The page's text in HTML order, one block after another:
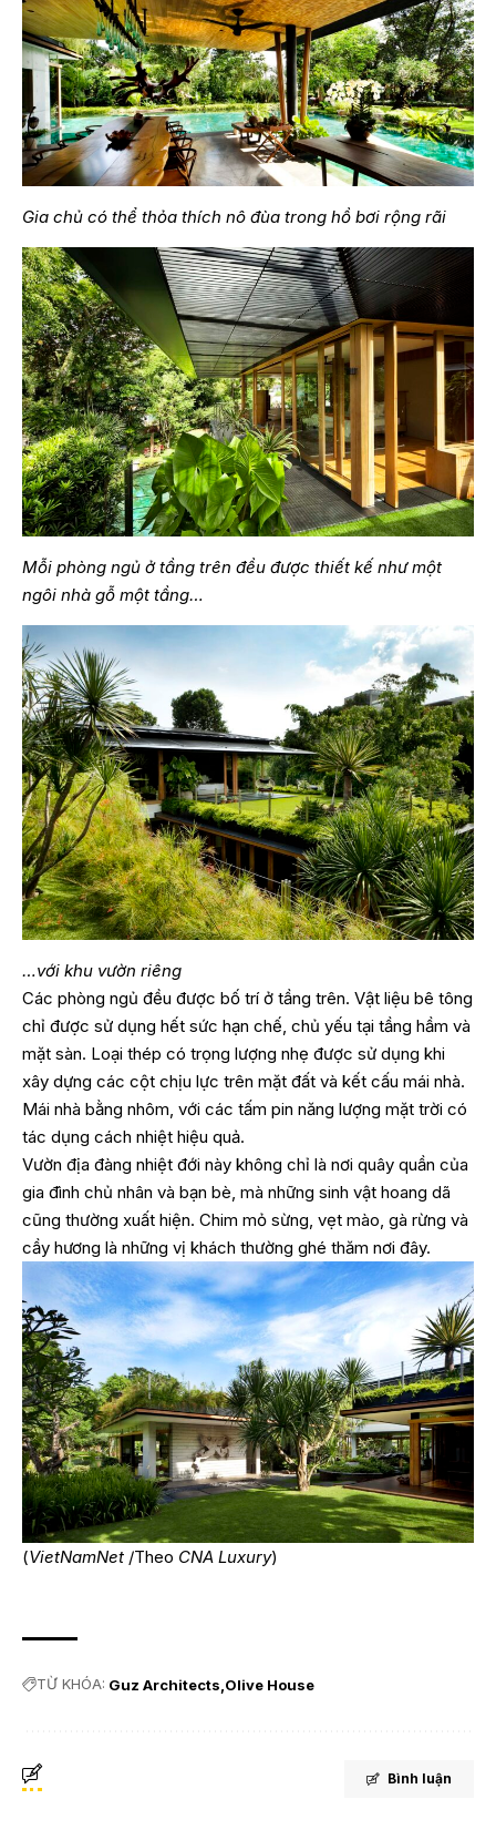
Gia chủ có thể thỏa thích nô đùa trong hồ bơi rộng rãi
Mỗi phòng ngủ ở tầng trên đều được thiết kế như một
ngôi nhà gỗ một tầng…
…với khu vườn riêng
Các phòng ngủ đều được bố trí ở tầng trên. Vật liệu bê tông
chỉ được sử dụng hết sức hạn chế, chủ yếu tại tầng hầm và
mặt sàn. Loại thép có trọng lượng nhẹ được sử dụng khi
xây dựng các cột chịu lực trên mặt đất và kết cấu mái nhà.
Mái nhà bằng nhôm, với các tấm pin năng lượng mặt trời có
tác dụng cách nhiệt hiệu quả.
Vườn địa đàng nhiệt đới này không chỉ là nơi quây quần của
gia đình chủ nhân và bạn bè, mà những sinh vật hoang dã
cũng thường xuất hiện. Chim mỏ sừng, vẹt mào, gà rừng và
cầy hương là những vị khách thường ghé thăm nơi đây.
(VietNamNet /Theo CNA Luxury)
TỪ KHÓA: Guz Architects Olive House
Bình luận